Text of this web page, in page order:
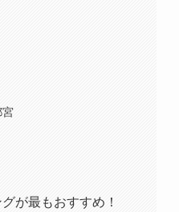
宮
が最もおすすめ！